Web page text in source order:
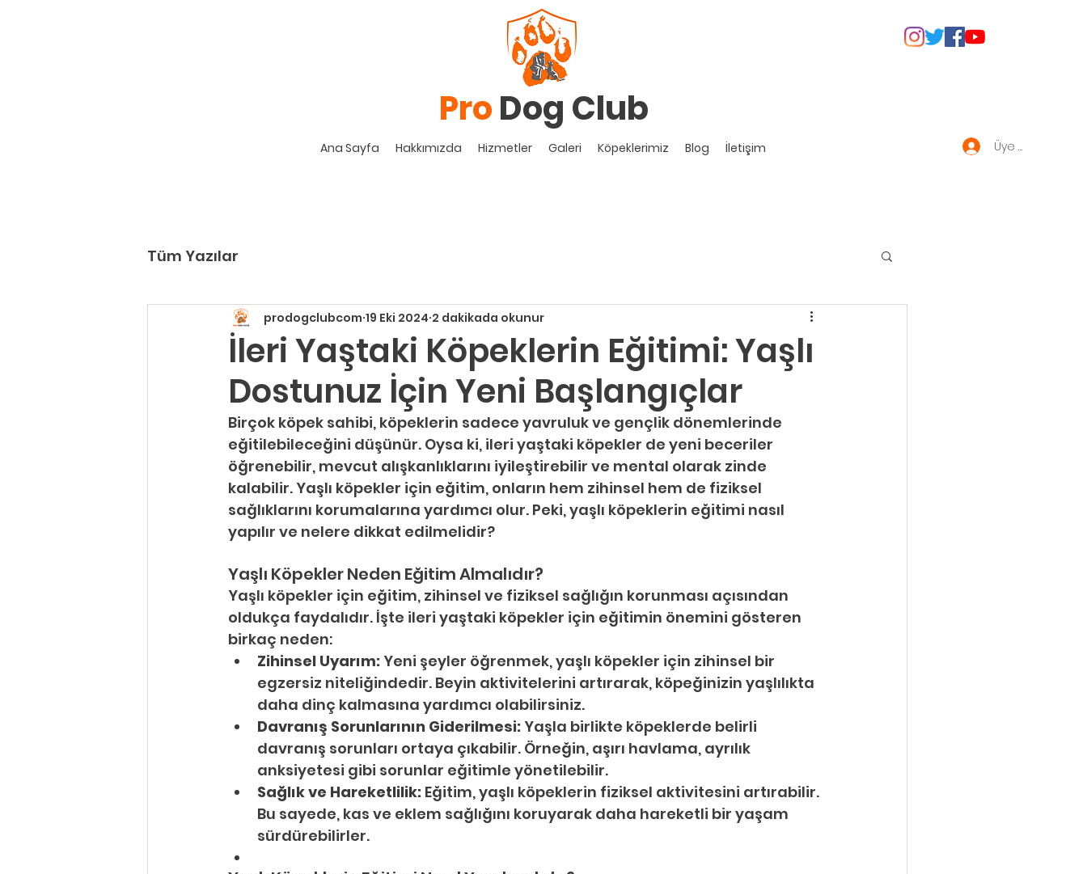
Ana Sayfa Hakkımızda Hizmetler Galeri Köpeklerimiz Blog İletişim Üye Giriş
ProDog Club
Tüm Yazılar
İleri Yaştaki Köpeklerin Eğitimi: Yaşlı
Dostunuz İçin Yeni Başlangıçlar
prodogclubcom 19 Eki 2024 2 dakikada okunur
Birçok köpek sahibi, köpeklerin sadece yavruluk ve gençlik dönemlerinde
eğitilebileceğini düşünür. Oysa ki, ileri yaştaki köpekler de yeni beceriler
öğrenebilir, mevcut alışkanlıklarını iyileştirebilir ve mental olarak zinde
kalabilir. Yaşlı köpekler için eğitim, onların hem zihinsel hem de fiziksel
sağlıklarını korumalarına yardımcı olur. Peki, yaşlı köpeklerin eğitimi nasıl
yapılır ve nelere dikkat edilmelidir?
Yaşlı Köpekler Neden Eğitim Almalıdır?
Yaşlı köpekler için eğitim, zihinsel ve fiziksel sağlığın korunması açısından
oldukça faydalıdır. İşte ileri yaştaki köpekler için eğitimin önemini gösteren
birkaç neden:
Zihinsel Uyarım: Yeni şeyler öğrenmek, yaşlı köpekler için zihinsel bir
egzersiz niteliğindedir. Beyin aktivitelerini artırarak, köpeğinizin yaşlılıkta
daha dinç kalmasına yardımcı olabilirsiniz.
Davranış Sorunlarının Giderilmesi: Yaşla birlikte köpeklerde belirli
davranış sorunları ortaya çıkabilir. Örneğin, aşırı havlama, ayrılık
anksiyetesi gibi sorunlar eğitimle yönetilebilir.
Sağlık ve Hareketlilik: Eğitim, yaşlı köpeklerin fiziksel aktivitesini artırabilir.
Bu sayede, kas ve eklem sağlığını koruyarak daha hareketli bir yaşam
sürdürebilirler.